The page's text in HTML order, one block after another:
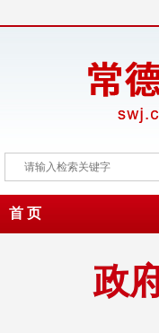
首 页
政